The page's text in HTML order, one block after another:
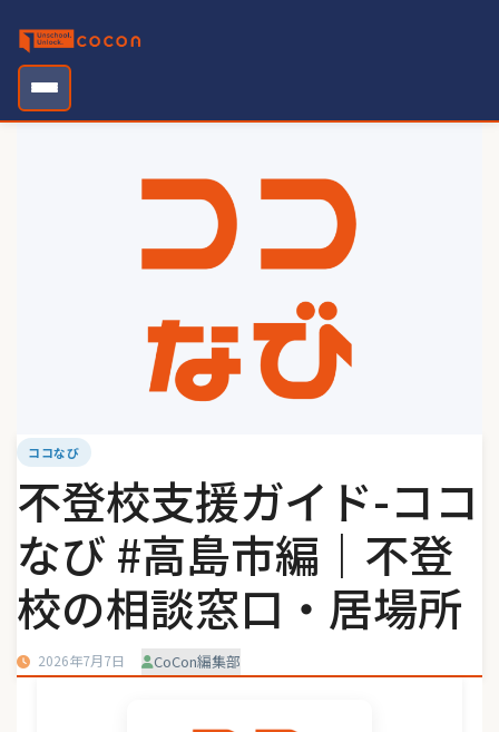
content
ココなび
不登校支援ガイド-ココ
なび #高島市編｜不登
校の相談窓口・居場所
2026年7月7日 CoCon編集部